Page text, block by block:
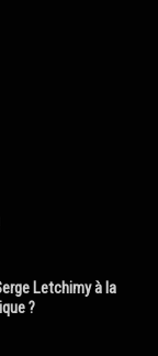
Letchimy à la
?